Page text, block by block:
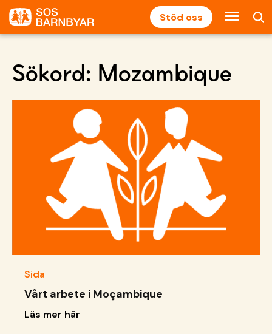
Stöd oss
Sökord: Mozambique
Sida
Vårt arbete i Moçambique
Läs mer här